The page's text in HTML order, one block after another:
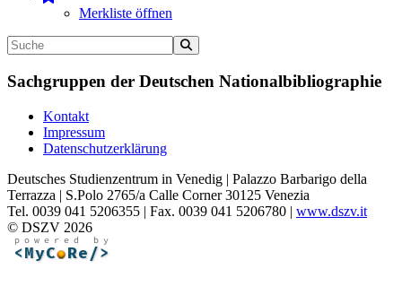
Merkliste öffnen
Sachgruppen der Deutschen Nationalbibliographie
Kontakt
Impressum
Datenschutzerklärung
Deutsches Studienzentrum in Venedig | Palazzo Barbarigo della
Terrazza | S.Polo 2765/a Calle Corner 30125 Venezia
Tel. 0039 041 5206355 | Fax. 0039 041 5206780 | www.dszv.it
© DSZV 2026